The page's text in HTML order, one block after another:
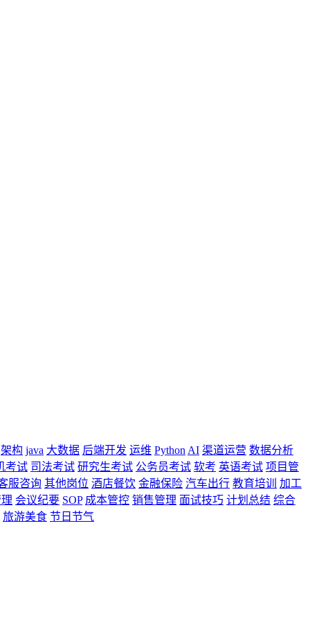
架构 java 大数据 后端开发 运维 Python AI 渠道运营 数据分析
考试 司法考试 研究生考试 公务员考试 软考 英语考试 项目管
服咨询 其他岗位 酒店餐饮 金融保险 汽车出行 教育培训
加工
会议纪要 SOP 成本管控 销售管理 面试技巧 计划总结 综合
旅游美食 节日节气